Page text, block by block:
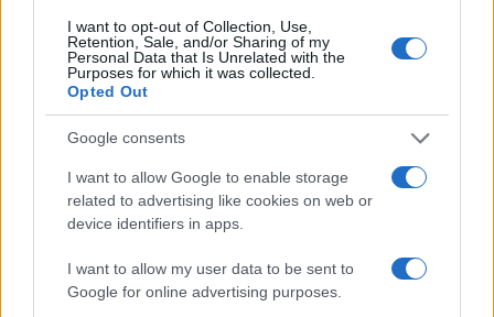
I want to opt-out of Collection, Use,
Retention, Sale, and/or Sharing of my
Personal Data that Is Unrelated with the
Purposes for which it was collected.
Opted Out
Google consents
I want to allow Google to enable storage
related to advertising like cookies on web or
device identifiers in apps.
I want to allow my user data to be sent to
Google for online advertising purposes.